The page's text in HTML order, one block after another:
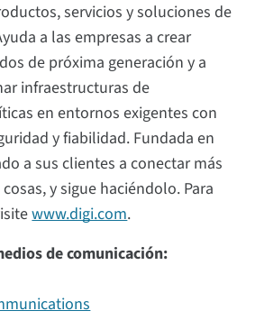
servicios y soluciones de
a las empresas a crear
de próxima generación y a
infraestructuras de
en entornos exigentes con
y fiabilidad. Fundada en
a sus clientes a conectar más
y sigue haciéndolo. Para
www.digi.com.
de comunicación: